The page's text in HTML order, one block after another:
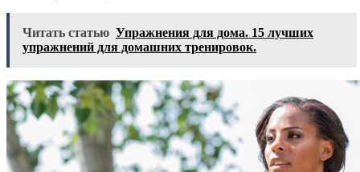
Читать статью Упражнения для дома. 15 лучших
упражнений для домашних тренировок.